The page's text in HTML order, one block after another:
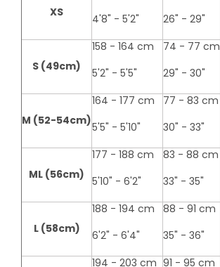
XS
4'8" - 5'2"
26" - 29"
S (49cm)
158 - 164 cm
5'2" - 5'5"
74 - 77 cm
29" - 30"
M (52-54cm)
164 - 177 cm
5'5" - 5'10"
77 - 83 cm
30" - 33"
ML (56cm)
177 - 188 cm
5'10" - 6'2"
83 - 88 cm
33" - 35"
L (58cm)
188 - 194 cm
6'2" - 6'4"
88 - 91 cm
35" - 36"
194 - 203 cm 91 - 95 cm